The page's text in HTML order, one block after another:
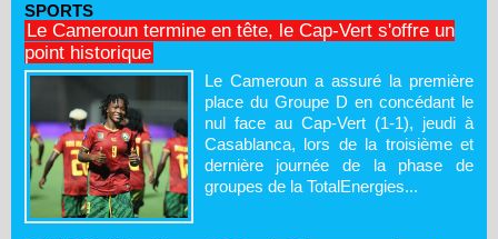
SPORTS
Le Cameroun termine en tête, le Cap-Vert s'offre un
point historique
Le Cameroun a assuré la première
place du Groupe D en concédant le
nul face au Cap-Vert (1-1), jeudi à
Casablanca, lors de la troisième et
dernière journée de la phase de
groupes de la TotalEnergies...